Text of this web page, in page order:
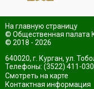
На главную страницу
© Общественная палата
© 2018 - 2026
640020, г. Курган, ул.
Телефоны: (3522) 411-
Смотреть на карте
Контактная информация